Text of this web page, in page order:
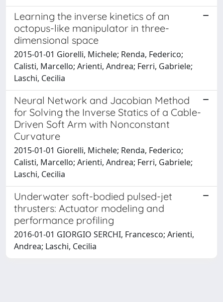
Learning the inverse kinetics of an
octopus-like manipulator in three-
dimensional space
2015-01-01 Giorelli, Michele; Renda, Federico;
Calisti, Marcello; Arienti, Andrea; Ferri, Gabriele;
Laschi, Cecilia
Neural Network and Jacobian Method
for Solving the Inverse Statics of a Cable-
Driven Soft Arm with Nonconstant
Curvature
2015-01-01 Giorelli, Michele; Renda, Federico;
Calisti, Marcello; Arienti, Andrea; Ferri, Gabriele;
Laschi, Cecilia
Underwater soft-bodied pulsed-jet
thrusters: Actuator modeling and
performance profiling
2016-01-01 GIORGIO SERCHI, Francesco; Arienti,
Andrea; Laschi, Cecilia